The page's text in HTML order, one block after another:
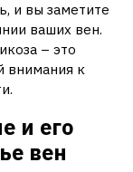
и вы заметите
ваших вен.
– это
внимания к
и его
вен